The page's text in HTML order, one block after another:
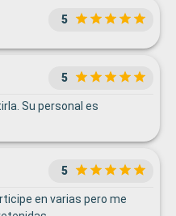
5
5
Su personal es
5
en varias pero me